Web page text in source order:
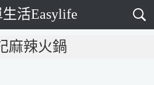
活Easylife
麻辣火鍋